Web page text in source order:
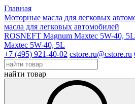
Главная
Моторные масла для легковых
масла для легковых автомобилей
ROSNEFT Magnum Maxtec 5W-40,
Maxtec 5W-40, 5L
+7 (495) 921-40-02 cstore.ru@cstore.ru
найти товар